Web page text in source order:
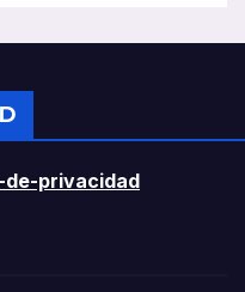
privacidad